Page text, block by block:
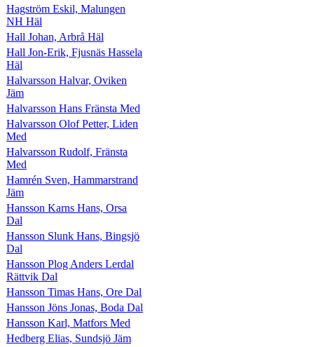
Hagström Eskil, Malungen
NH Häl
Hall Johan, Arbrå Häl
Hall Jon-Erik, Fjusnäs Hassela
Häl
Halvarsson Halvar, Oviken
Jäm
Halvarsson Hans Fränsta Med
Halvarsson Olof Petter, Liden
Med
Halvarsson Rudolf, Fränsta
Med
Hamrén Sven, Hammarstrand
Jäm
Hansson Karns Hans, Orsa
Dal
Hansson Slunk Hans, Bingsjö
Dal
Hansson Plog Anders Lerdal
Rättvik Dal
Hansson Timas Hans, Ore Dal
Hansson Jöns Jonas, Boda Dal
Hansson Karl, Matfors Med
Hedberg Elias, Sundsjö Jäm